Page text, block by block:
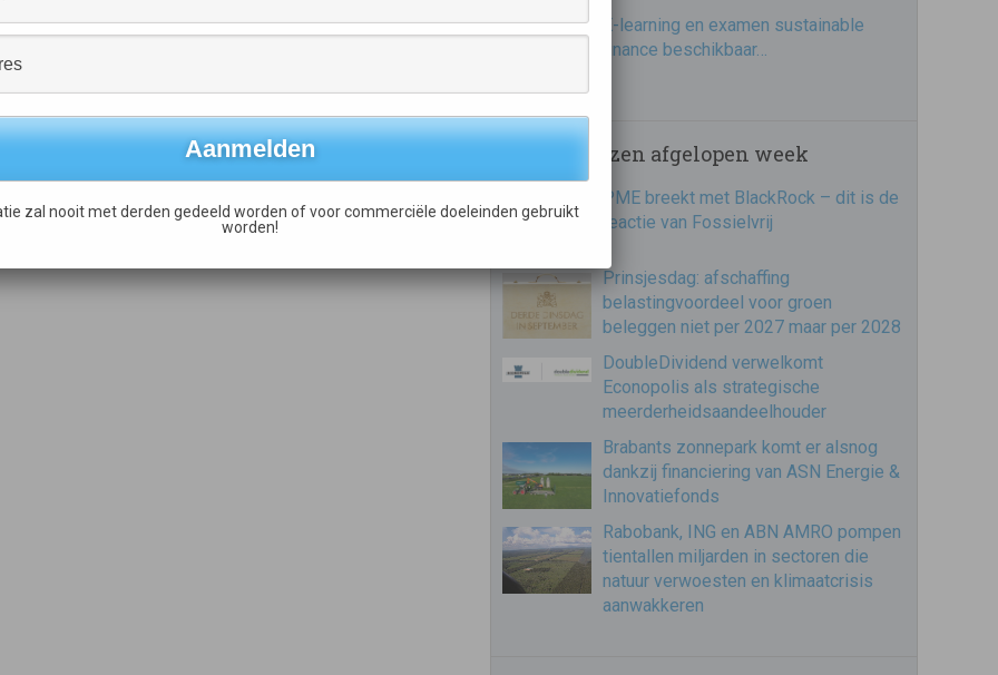
E-learning en examen sustainable
finance beschikbaar…
Meest gelezen afgelopen week
PME breekt met BlackRock – dit is de
reactie van Fossielvrij
Prinsjesdag: afschaffing
belastingvoordeel voor groen
beleggen niet per 2027 maar per 2028
DoubleDividend verwelkomt
Econopolis als strategische
meerderheidsaandeelhouder
Brabants zonnepark komt er alsnog
dankzij financiering van ASN Energie &
Innovatiefonds
Rabobank, ING en ABN AMRO pompen
tientallen miljarden in sectoren die
natuur verwoesten en klimaatcrisis
aanwakkeren
zal nooit met derden gedeeld worden of voor commerciële doeleinden gebruikt
worden!